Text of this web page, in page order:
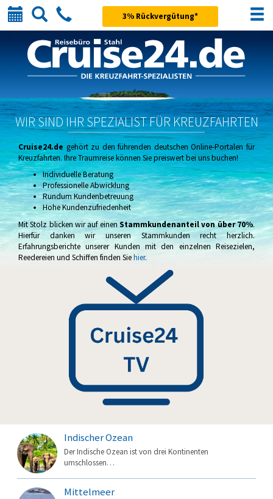
Kalender
SucheTelefon 3% Rückvergütung*
WIR SIND IHR SPEZIALIST FÜR KREUZFAHRTEN
Cruise24.de gehört zu den führenden deutschen Online-Portalen für
Kreuzfahrten. Ihre Traumreise können Sie preiswert bei uns buchen!
Individuelle Beratung
Professionelle Abwicklung
Rundum Kundenbetreuung
Hohe Kundenzufriedenheit
Mit Stolz blicken wir auf einen Stammkundenanteil von über 70%.
Hierfür danken wir unseren Stammkunden recht herzlich.
Erfahrungsberichte unserer Kunden mit den einzelnen Reisezielen,
Reedereien und Schiffen finden Siehier.
Indischer Ozean
Der Indische Ozean ist von drei Kontinenten
umschlossen…
Mittelmeer